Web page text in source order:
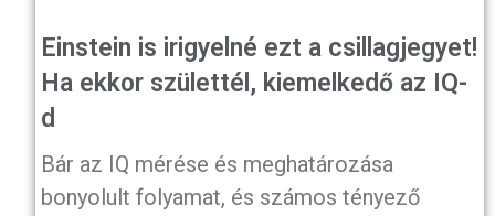
Einstein is irigyelné ezt a csillagjegyet!
Ha ekkor születtél, kiemelkedő az IQ-
d
Bár az IQ mérése és meghatározása
bonyolult folyamat, és számos tényező